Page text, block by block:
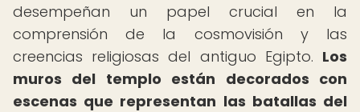
desempeñan un papel crucial en la
comprensión de la cosmovisión y las
creencias religiosas del antiguo Egipto. Los
muros del templo están decorados con
escenas que representan las batallas del